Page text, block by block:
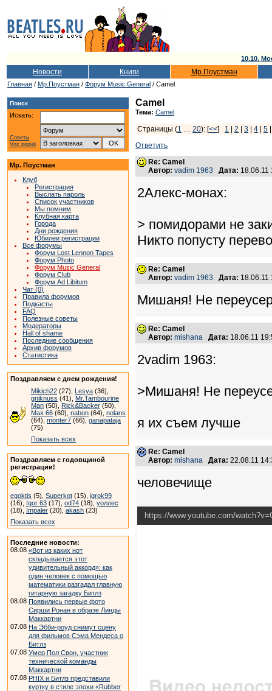
10.10.
Новости Книги Мр.Поустман
Главная / Мр.Поустман / Форум Music General / Camel
Поиск
Искать:
Советы
Vox populi
Мр. Поустман
Клуб
Регистрация
Выслать пароль
Список участников
Мы помним
Клубная карта
Города
Дни рождения
Юбилеи регистрации
Все форумы
Форум Lost Lennon Tapes
Форум Photo
Форум Music General
Форум Club
Форум Ad Libitum
Чат (0)
Правила форумов
Подкасты
FAQ
Полезные советы
Модераторы
Hall of shame
Последние сообщения
Архив форумов
Статистика
Поздравляем с днем рождения!
Mikich22 (27), Lesya (36),
gniknuss (41), Mr.Tambourine
Man (50), Rick&Backer (50),
Max 66 (60), nabon (64), nolans
(64), monter7 (66), ganapataja
(75)
Показать всех
Поздравляем с годовщиной
регистрации!
egoktis (5), Superkot (15), igrok99
(16), Igor 63 (17), od74 (18), уоллес
(18), Impaler (20), akash (23)
Показать всех
Последние новости:
08.08 «Вот из каких нот
складывается этот
удивительный аккорд»: как
один человек с помощью
математики разгадал главную
гитарную загадку Битлз
08.08 Появились первые фото
Сирши Ронан в образе Линды
Маккартни
07.08 На Эбби-роуд снимут сцену
для фильмов Сэма Мендеса о
Битлз
07.08 Умер Пол Свон, участник
технической команды
Маккартни
07.08 PHIX и Битлз представили
куртку в стиле эпохи «Rubber
Camel
Тема: Camel
Страницы (1 … 20): [<<] 1 2 3 4 5
Ответить
Re: Camel
Автор: vadim 1963 Дата:
2Алекс-монах:
> помидорами не
Никто попусту
Re: Camel
Автор: vadim 1963 Дата:
Мишаня! Не
Re: Camel
Автор: mishana Дата: 18.06.11
2vadim 1963:
>Мишаня! Не
я их съем лучше
Re: Camel
Автор: mishana Дата: 22.08.11
человечище
https://www.youtube.com/